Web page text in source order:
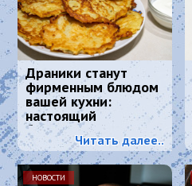
Драники станут
фирменным блюдом
вашей кухни:
настоящий
белорусский рецепт
Читать далее..
НОВОСТИ